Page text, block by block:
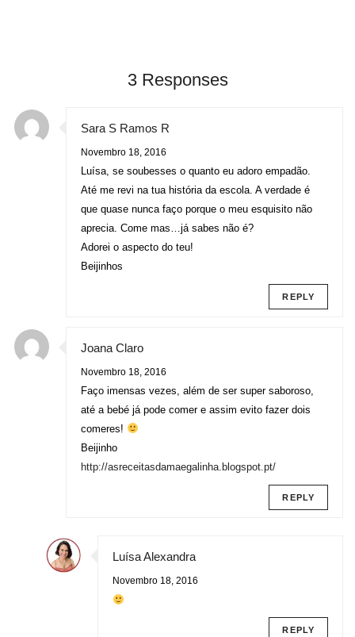
3 Responses
Sara S Ramos R
Novembro 18, 2016
Luísa, se soubesses o quanto eu adoro empadão.
Até me revi na tua história da escola. A verdade é
que quase nunca faço porque o meu esquisito não
aprecia. Come mas…já sabes não é?
Adorei o aspecto do teu!
Beijinhos
REPLY
Joana Claro
Novembro 18, 2016
Faço imensas vezes, além de ser super saboroso,
até a bebé já pode comer e assim evito fazer dois
comeres!
Beijinho
http://asreceitasdamaegalinha.blogspot.pt/
REPLY
Luísa Alexandra
Novembro 18, 2016
REPLY